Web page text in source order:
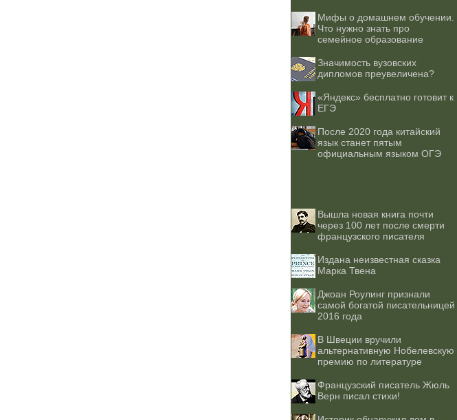
Мифы о домашнем обучении.
Что нужно знать про
семейное образование
Значимость вузовских
дипломов преувеличена?
«Яндекс» бесплатно готовит к
ЕГЭ
После 2020 года китайский
язык станет пятым
официальным языком ОГЭ
Вышла новая книга почти
через 100 лет после смерти
французского писателя
Издана неизвестная сказка
Марка Твена
Джоан Роулинг признали
самой богатой писательницей
2016 года
В Швеции вручили
альтернативную Нобелевскую
премию по литературе
Французский писатель Жюль
Верн писал стихи!